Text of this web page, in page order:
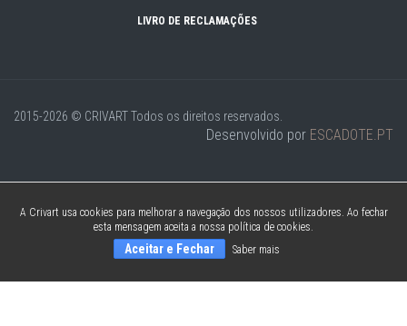
LIVRO DE RECLAMAÇÕES
2015-2026 © CRIVARTTodos os direitos reservados.
Desenvolvido por ESCADOTE.PT
A Crivart usa cookies para melhorar a navegação dos nossos utilizadores. Ao fechar
esta mensagem aceita a nossa política de cookies.
Aceitar e Fechar Saber mais